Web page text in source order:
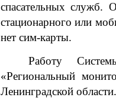
спасательных служб.
стационарного или
нет сим-карты.
Работу
«Региональный
Ленинградской области.